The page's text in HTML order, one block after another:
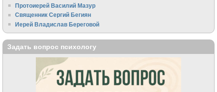
Протоиерей Василий Мазур
Священник Сергий Бегиян
Иерей Владислав Береговой
Задать вопрос психологу